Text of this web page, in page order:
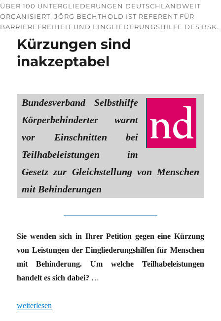
ÜBER 100 UNTERGLIEDERUNGEN DEUTSCHLANDWEIT
ORGANISIERT. JÖRG BECHTHOLD IST REFERENT FÜR
BARRIEREFREIHEIT UND EINGLIEDERUNGSHILFE DES BSK.
Kürzungen sind
inakzeptabel
Bundesverband Selbsthilfe
Körperbehinderter warnt
vor Einschnitten bei
Teilhabeleistungen im
Gesetz zur Gleichstellung von Menschen
mit Behinderungen
Sie wenden sich in Ihrer Petition gegen eine Kürzung
von Leistungen der Eingliederungshilfen für Menschen
mit Behinderung. Um welche Teilhabeleistungen
handelt es sich dabei? …
„Kürzungen sind inakzeptabel“
weiterlesen